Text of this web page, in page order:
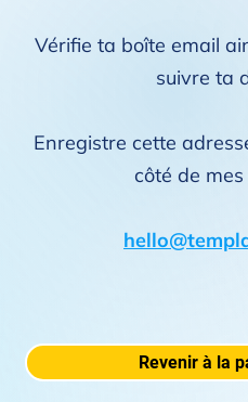
Vérifie ta boîte email
suivre ta
Enregistre cette
côté de
Revenir à la